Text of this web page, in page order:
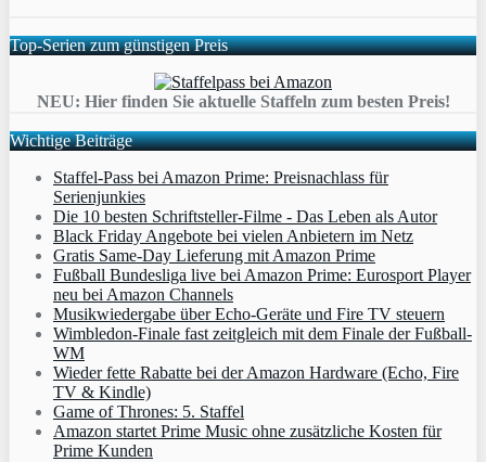
Top-Serien zum günstigen Preis
NEU: Hier finden Sie aktuelle Staffeln zum besten Preis!
Wichtige Beiträge
Staffel-Pass bei Amazon Prime: Preisnachlass für
Serienjunkies
Die 10 besten Schriftsteller-Filme - Das Leben als Autor
Black Friday Angebote bei vielen Anbietern im Netz
Gratis Same-Day Lieferung mit Amazon Prime
Fußball Bundesliga live bei Amazon Prime: Eurosport Player
neu bei Amazon Channels
Musikwiedergabe über Echo-Geräte und Fire TV steuern
Wimbledon-Finale fast zeitgleich mit dem Finale der Fußball-
WM
Wieder fette Rabatte bei der Amazon Hardware (Echo, Fire
TV & Kindle)
Game of Thrones: 5. Staffel
Amazon startet Prime Music ohne zusätzliche Kosten für
Prime Kunden